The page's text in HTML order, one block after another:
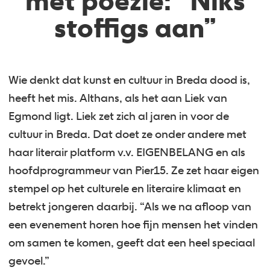
stoffigs aan”
Wie denkt dat kunst en cultuur in Breda dood is,
heeft het mis. Althans, als het aan Liek van
Egmond ligt. Liek zet zich al jaren in voor de
cultuur in Breda. Dat doet ze onder andere met
haar literair platform v.v. EIGENBELANG en als
hoofdprogrammeur van Pier15. Ze zet haar eigen
stempel op het culturele en literaire klimaat en
betrekt jongeren daarbij. “Als we na afloop van
een evenement horen hoe fijn mensen het vinden
om samen te komen, geeft dat een heel speciaal
gevoel.”